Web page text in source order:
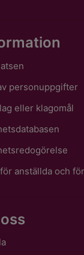
personuppgifter
eller klagomål
anställda och